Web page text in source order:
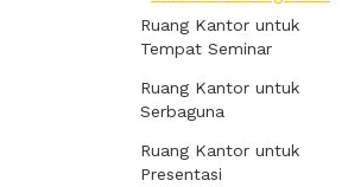
Ruang Kantor untuk
Tempat Seminar
Ruang Kantor untuk
Serbaguna
Ruang Kantor untuk
Presentasi